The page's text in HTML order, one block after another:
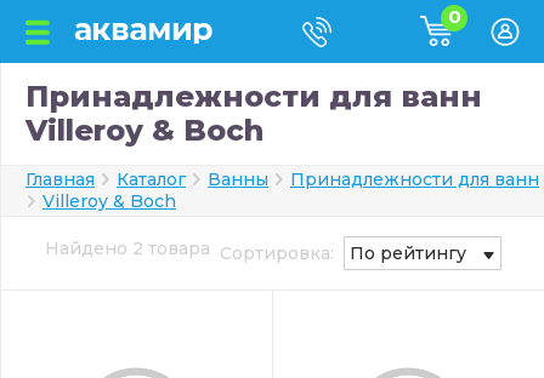
0
Принадлежности для ванн
Villeroy & Boch
Главная Каталог Ванны
Принадлежности для ванн
Villeroy & Boch
Найдено 2 товара Сортировка: По рейтингу